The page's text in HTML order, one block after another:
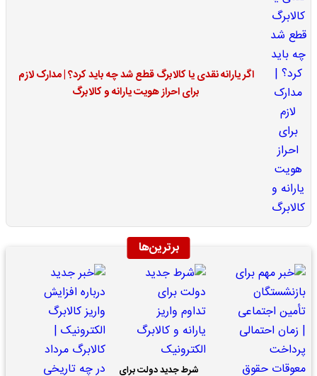
اگر یارانه نقدی یا کالابرگ قطع شد چه باید کرد؟ | مدارک لازم
برای احراز هویت یارانه و کالابرگ
برترین‌ها
شرط جدید دولت برای